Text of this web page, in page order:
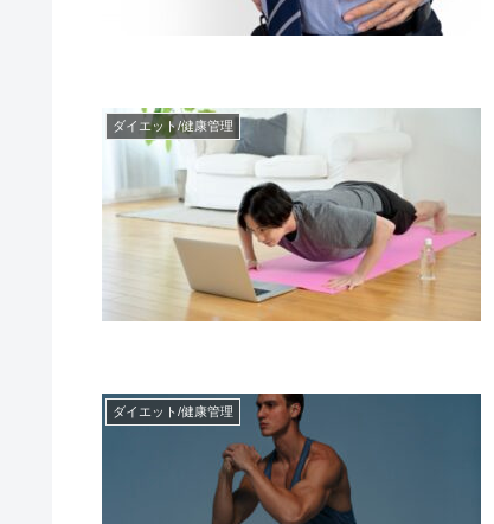
ダイエット/健康管理
ダイエット/健康管理